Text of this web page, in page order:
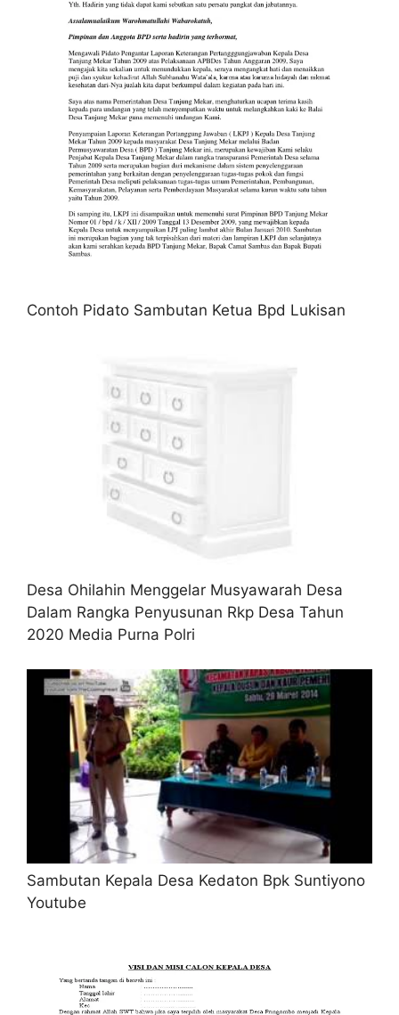
Contoh Pidato Sambutan Ketua Bpd Lukisan
Desa Ohilahin Menggelar Musyawarah Desa
Dalam Rangka Penyusunan Rkp Desa Tahun
2020 Media Purna Polri
Sambutan Kepala Desa Kedaton Bpk Suntiyono
Youtube